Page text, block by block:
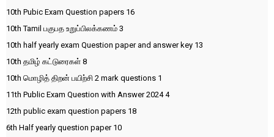
10th Pubic Exam Question papers 16
10th Tamil பகுபத உறுப்பிலக்கணம் 3
10th half yearly exam Question paper and answer key 13
10th தமிழ் கட்டுரைகள் 8
10th மொழித் திறன் பயிற்சி 2 mark questions 1
11th Public Exam Question with Answer 20244
12th public exam question papers 18
6th Half yearly question paper 10